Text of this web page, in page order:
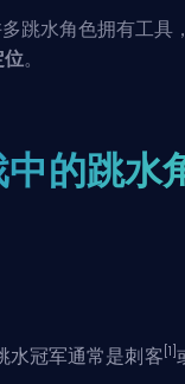
跳水角色拥有工具
位。
的跳水
水冠军通常是刺客 [1]